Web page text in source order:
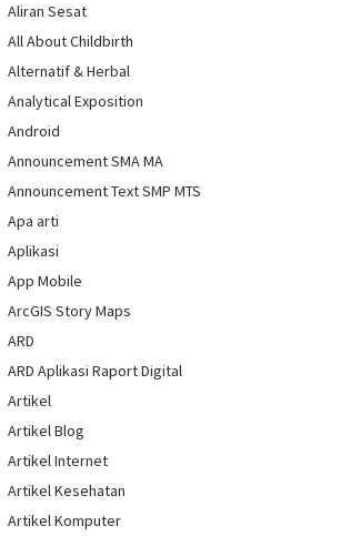
Aliran Sesat
All About Childbirth
Alternatif & Herbal
Analytical Exposition
Android
Announcement SMA MA
Announcement Text SMP MTS
Apa arti
Aplikasi
App Mobile
ArcGIS Story Maps
ARD
ARD Aplikasi Raport Digital
Artikel
Artikel Blog
Artikel Internet
Artikel Kesehatan
Artikel Komputer